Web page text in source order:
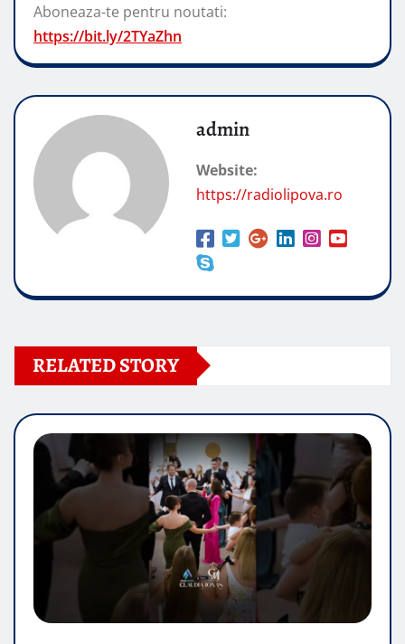
Aboneaza-te pentru noutati:
https://bit.ly/2TYaZhn
admin
Website:
https://radiolipova.ro
RELATED STORY